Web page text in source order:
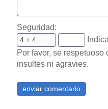
Seguridad:
Por favor, se
insultes ni agravies.